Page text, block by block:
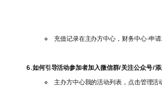
充值记录在主办方中心，财务中心-申
6.如何引导活动参加者加入微信群/关注公众号/添
主办方中心我的活动列表，点击管理